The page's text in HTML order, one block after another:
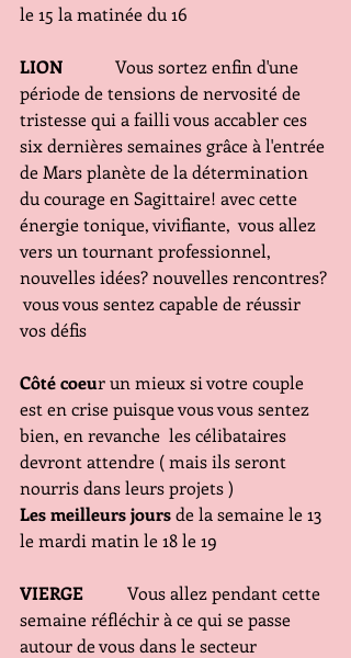
le 15 la matinée du 16
LION
           Vous sortez enfin d'une
période de tensions de nervosité de
tristesse qui a failli vous accabler ces
six dernières semaines grâce à l'entrée
de Mars planète de la détermination
du courage en Sagittaire! avec cette
énergie tonique, vivifiante,  vous allez
vers un tournant professionnel,
nouvelles idées? nouvelles rencontres?
vous vous sentez capable de réussir
vos défis
Côté coeur un mieux si votre couple
est en crise puisque vous vous sentez
bien, en revanche  les célibataires
devront attendre ( mais ils seront
nourris dans leurs projets )
Les meilleurs jours de la semaine le 13
le mardi matin le 18 le 19
VIERGE
        Vous allez pendant cette
semaine réfléchir à ce qui se passe
autour de vous dans le secteur